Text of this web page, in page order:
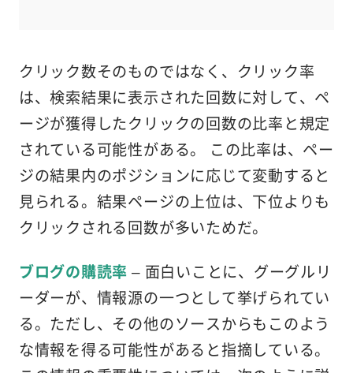
クリック数そのものではなく、クリック率
は、検索結果に表示された回数に対して、ペ
ージが獲得したクリックの回数の比率と規定
されている可能性がある。 この比率は、ペー
ジの結果内のポジションに応じて変動すると
見られる。結果ページの上位は、下位よりも
クリックされる回数が多いためだ。
ブログの購読率 – 面白いことに、グーグルリ
ーダーが、情報源の一つとして挙げられてい
る。ただし、その他のソースからもこのよう
な情報を得る可能性があると指摘している。